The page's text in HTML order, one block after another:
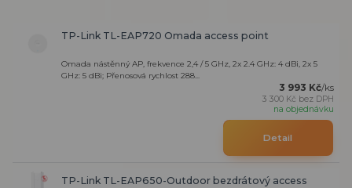
TP-Link TL-EAP720 Omada access point
Omada nástěnný AP, frekvence 2,4 / 5 GHz, 2x 2.4 GHz: 4 dBi, 2x 5
GHz: 5 dBi; Přenosová rychlost 288...
3 993 Kč/ks
3 300 Kč bez DPH
na objednávku
Detail
TP-Link TL-EAP650-Outdoor bezdrátový access